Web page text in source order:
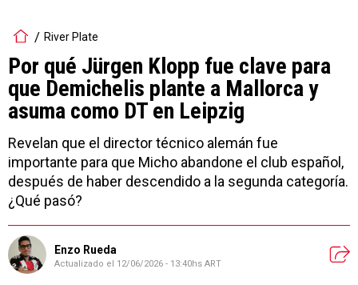
River Plate
Por qué Jürgen Klopp fue clave para
que Demichelis plante a Mallorca y
asuma como DT en Leipzig
Revelan que el director técnico alemán fue
importante para que Micho abandone el club español,
después de haber descendido a la segunda categoría.
¿Qué pasó?
Enzo Rueda
Actualizado el 12/06/2026 - 13:40hs ART